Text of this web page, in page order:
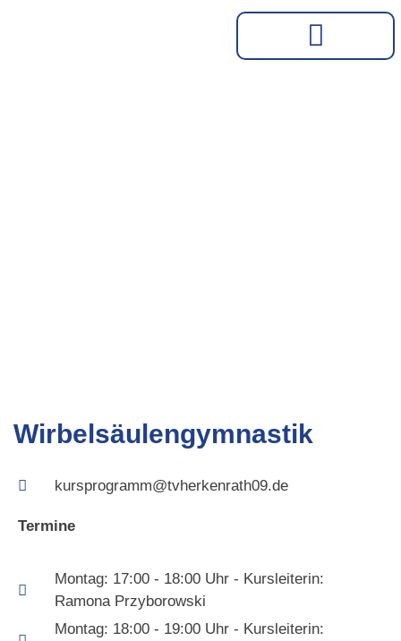
Wirbelsäulengymnastik
kursprogramm@tvherkenrath09.de
Termine
Montag: 17:00 - 18:00 Uhr - Kursleiterin:
Ramona Przyborowski
Montag: 18:00 - 19:00 Uhr - Kursleiterin: